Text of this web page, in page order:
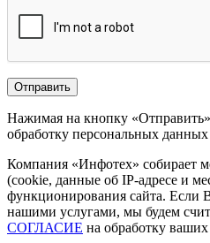
Нажимая на кнопку
обработку персональных данных
Компания «Инфотех» собирает
(cookie, данные об IP-адресе и
функционирования сайта. Если
нашими услугами, мы будем
СОГЛАСИЕ на обработку